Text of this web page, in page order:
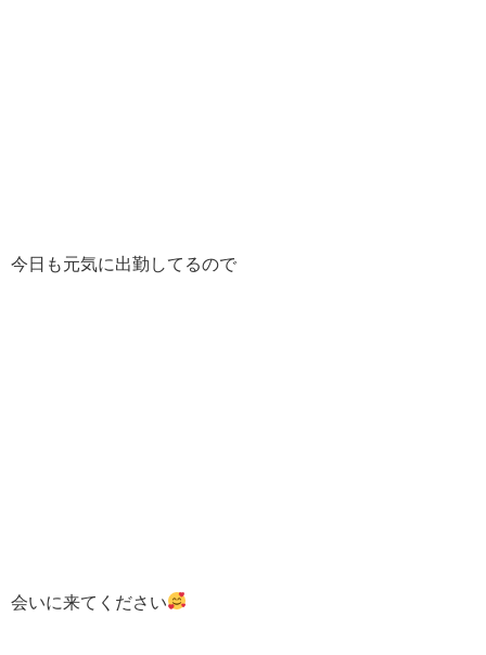
今日も元気に出勤してるので
会いに来てください